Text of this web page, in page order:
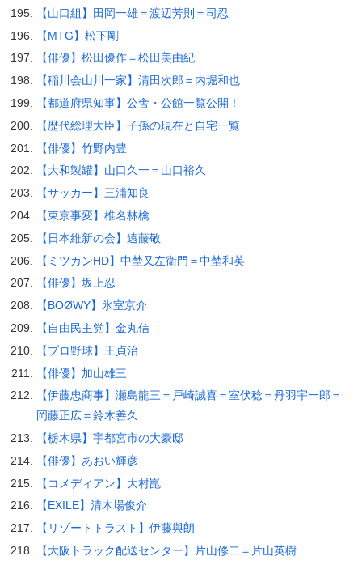
【山口組】田岡一雄＝渡辺芳則＝司忍
【MTG】松下剛
【俳優】松田優作＝松田美由紀
【稲川会山川一家】清田次郎＝内堀和也
【都道府県知事】公舎・公館一覧公開！
【歴代総理大臣】子孫の現在と自宅一覧
【俳優】竹野内豊
【大和製罐】山口久一＝山口裕久
【サッカー】三浦知良
【東京事変】椎名林檎
【日本維新の会】遠藤敬
【ミツカンHD】中埜又左衛門＝中埜和英
【俳優】坂上忍
【BOØWY】氷室京介
【自由民主党】金丸信
【プロ野球】王貞治
【俳優】加山雄三
【伊藤忠商事】瀬島龍三＝戸崎誠喜＝室伏稔＝丹羽宇一郎＝
岡藤正広＝鈴木善久
【栃木県】宇都宮市の大豪邸
【俳優】あおい輝彦
【コメディアン】大村崑
【EXILE】清木場俊介
【リゾートトラスト】伊藤與朗
【大阪トラック配送センター】片山修二＝片山英樹